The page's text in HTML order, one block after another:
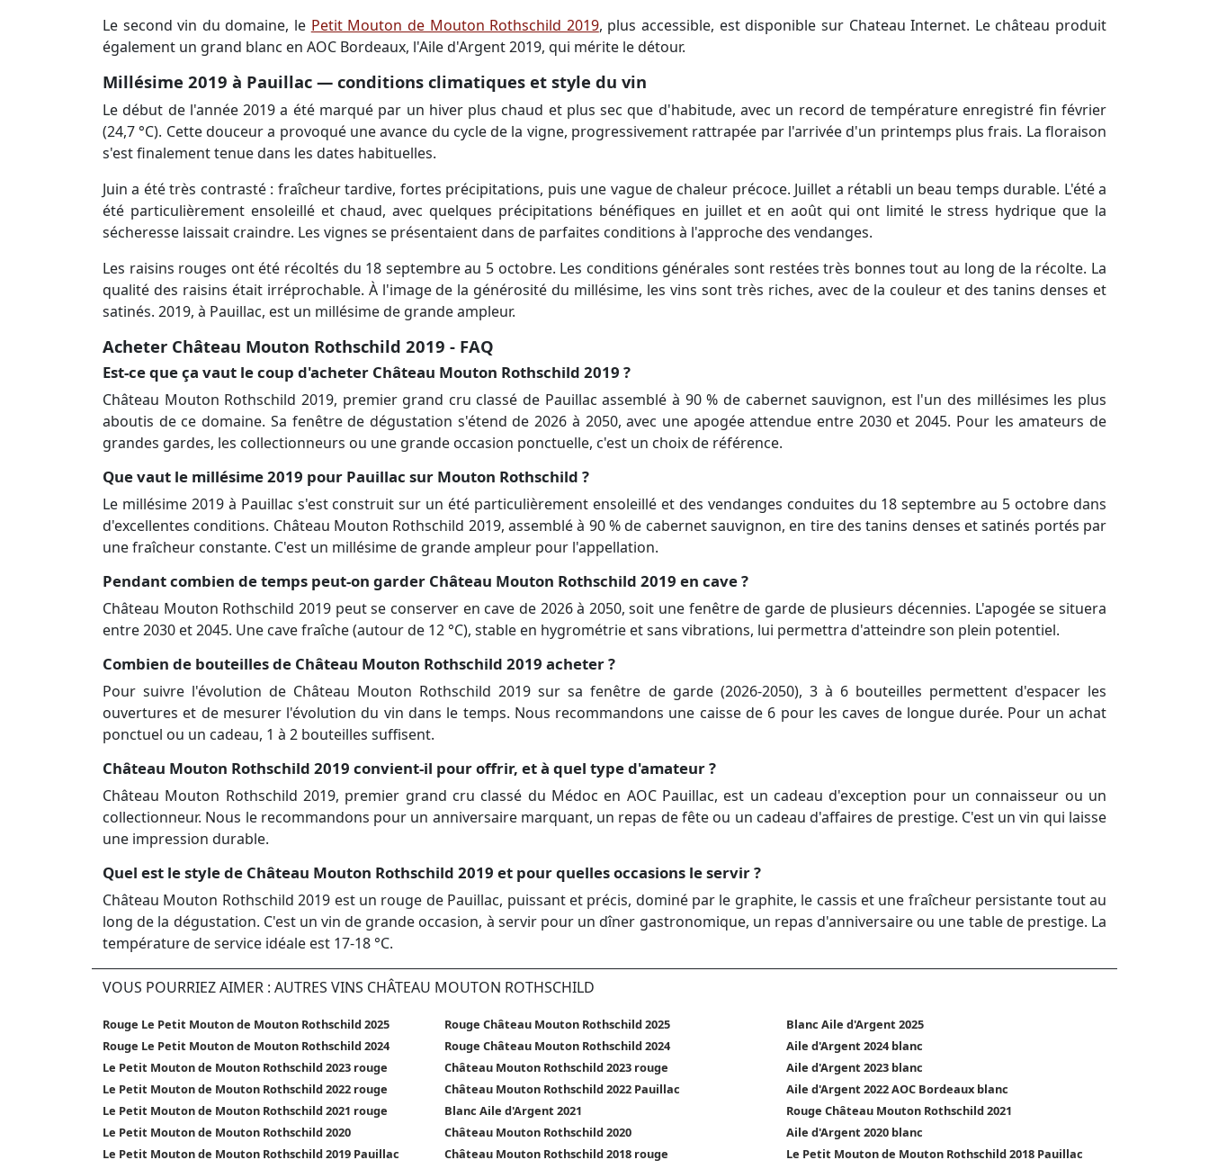
Le second vin du domaine, le Petit Mouton de Mouton Rothschild 2019, plus accessible, est disponible sur Chateau Internet. Le château produit
également un grand blanc en AOC Bordeaux, l'Aile d'Argent 2019, qui mérite le détour.
Millésime 2019 à Pauillac — conditions climatiques et style du vin
Le début de l'année 2019 a été marqué par un hiver plus chaud et plus sec que d'habitude, avec un record de température enregistré fin février
(24,7 °C). Cette douceur a provoqué une avance du cycle de la vigne, progressivement rattrapée par l'arrivée d'un printemps plus frais. La floraison
s'est finalement tenue dans les dates habituelles.
Juin a été très contrasté : fraîcheur tardive, fortes précipitations, puis une vague de chaleur précoce. Juillet a rétabli un beau temps durable. L'été a
été particulièrement ensoleillé et chaud, avec quelques précipitations bénéfiques en juillet et en août qui ont limité le stress hydrique que la
sécheresse laissait craindre. Les vignes se présentaient dans de parfaites conditions à l'approche des vendanges.
Les raisins rouges ont été récoltés du 18 septembre au 5 octobre. Les conditions générales sont restées très bonnes tout au long de la récolte. La
qualité des raisins était irréprochable. À l'image de la générosité du millésime, les vins sont très riches, avec de la couleur et des tanins denses et
satinés. 2019, à Pauillac, est un millésime de grande ampleur.
Acheter Château Mouton Rothschild 2019 - FAQ
Est-ce que ça vaut le coup d'acheter Château Mouton Rothschild 2019 ?
Château Mouton Rothschild 2019, premier grand cru classé de Pauillac assemblé à 90 % de cabernet sauvignon, est l'un des millésimes les plus
aboutis de ce domaine. Sa fenêtre de dégustation s'étend de 2026 à 2050, avec une apogée attendue entre 2030 et 2045. Pour les amateurs de
grandes gardes, les collectionneurs ou une grande occasion ponctuelle, c'est un choix de référence.
Que vaut le millésime 2019 pour Pauillac sur Mouton Rothschild ?
Le millésime 2019 à Pauillac s'est construit sur un été particulièrement ensoleillé et des vendanges conduites du 18 septembre au 5 octobre dans
d'excellentes conditions. Château Mouton Rothschild 2019, assemblé à 90 % de cabernet sauvignon, en tire des tanins denses et satinés portés par
une fraîcheur constante. C'est un millésime de grande ampleur pour l'appellation.
Pendant combien de temps peut-on garder Château Mouton Rothschild 2019 en cave ?
Château Mouton Rothschild 2019 peut se conserver en cave de 2026 à 2050, soit une fenêtre de garde de plusieurs décennies. L'apogée se situera
entre 2030 et 2045. Une cave fraîche (autour de 12 °C), stable en hygrométrie et sans vibrations, lui permettra d'atteindre son plein potentiel.
Combien de bouteilles de Château Mouton Rothschild 2019 acheter ?
Pour suivre l'évolution de Château Mouton Rothschild 2019 sur sa fenêtre de garde (2026-2050), 3 à 6 bouteilles permettent d'espacer les
ouvertures et de mesurer l'évolution du vin dans le temps. Nous recommandons une caisse de 6 pour les caves de longue durée. Pour un achat
ponctuel ou un cadeau, 1 à 2 bouteilles suffisent.
Château Mouton Rothschild 2019 convient-il pour offrir, et à quel type d'amateur ?
Château Mouton Rothschild 2019, premier grand cru classé du Médoc en AOC Pauillac, est un cadeau d'exception pour un connaisseur ou un
collectionneur. Nous le recommandons pour un anniversaire marquant, un repas de fête ou un cadeau d'affaires de prestige. C'est un vin qui laisse
une impression durable.
Quel est le style de Château Mouton Rothschild 2019 et pour quelles occasions le servir ?
Château Mouton Rothschild 2019 est un rouge de Pauillac, puissant et précis, dominé par le graphite, le cassis et une fraîcheur persistante tout au
long de la dégustation. C'est un vin de grande occasion, à servir pour un dîner gastronomique, un repas d'anniversaire ou une table de prestige. La
température de service idéale est 17-18 °C.
VOUS POURRIEZ AIMER : AUTRES VINS CHÂTEAU MOUTON ROTHSCHILD
Rouge Le Petit Mouton de Mouton Rothschild 2025 Rouge Château Mouton Rothschild 2025
Blanc Aile d'Argent 2025
Rouge Le Petit Mouton de Mouton Rothschild 2024
Rouge Château Mouton Rothschild 2024
Aile d'Argent 2024 blanc
Le Petit Mouton de Mouton Rothschild 2023 rouge
Château Mouton Rothschild 2023 rouge
Aile d'Argent 2023 blanc
Le Petit Mouton de Mouton Rothschild 2022 rouge
Château Mouton Rothschild 2022 Pauillac
Aile d'Argent 2022 AOC Bordeaux blanc
Le Petit Mouton de Mouton Rothschild 2021 rouge
Blanc Aile d'Argent 2021
Rouge Château Mouton Rothschild 2021
Le Petit Mouton de Mouton Rothschild 2020
Château Mouton Rothschild 2020
Aile d'Argent 2020 blanc
Le Petit Mouton de Mouton Rothschild 2019 Pauillac
Château Mouton Rothschild 2018 rouge
Le Petit Mouton de Mouton Rothschild 2018 Pauillac